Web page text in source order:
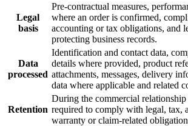
Legal
basis
Pre-contractual measures,
where an order is confirmed,
accounting or tax obligations, and
protecting business records.
Data
processed
Identification and contact data,
details where provided, product
attachments, messages, delivery
data where applicable and related
Retention
During the commercial
required to comply with legal, tax,
warranty or claim-related